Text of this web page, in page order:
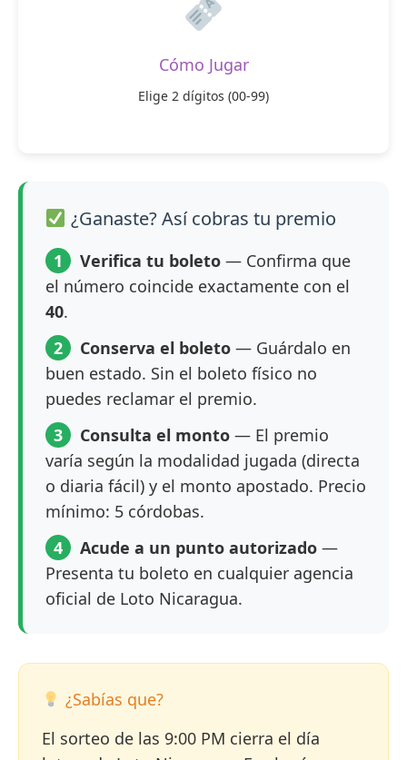
Cómo Jugar
Elige 2 dígitos (00-99)
¿Ganaste? Así cobras tu premio
1 Verifica tu boleto — Confirma que
el número coincide exactamente con el
40.
2
Conserva el boleto — Guárdalo en
buen estado. Sin el boleto físico no
puedes reclamar el premio.
3
Consulta el monto — El premio
varía según la modalidad jugada (directa
o diaria fácil) y el monto apostado. Precio
mínimo: 5 córdobas.
4
Acude a un punto autorizado —
Presenta tu boleto en cualquier agencia
oficial de Loto Nicaragua.
¿Sabías que?
El sorteo de las 9:00 PM cierra el día